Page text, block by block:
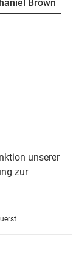
Brown
unserer
zur